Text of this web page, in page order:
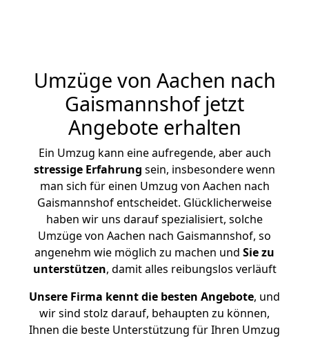
Umzüge von Aachen nach
Gaismannshof jetzt
Angebote erhalten
Ein Umzug kann eine aufregende, aber auch
stressige Erfahrung sein, insbesondere wenn
man sich für einen Umzug von Aachen nach
Gaismannshof entscheidet. Glücklicherweise
haben wir uns darauf spezialisiert, solche
Umzüge von Aachen nach Gaismannshof, so
angenehm wie möglich zu machen und Sie zu
unterstützen, damit alles reibungslos verläuft
Unsere Firma kennt die besten Angebote, und
wir sind stolz darauf, behaupten zu können,
Ihnen die beste Unterstützung für Ihren Umzug